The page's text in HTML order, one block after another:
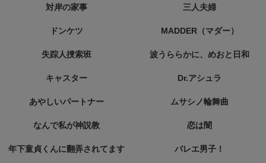
対岸の家事 三人夫婦
ドンケツ MADDER（マダー）
失踪人捜索班 波うららかに、めおと日和
キャスター Dr.アシュラ
あやしいパートナー ムサシノ輪舞曲
なんで私が神説教 恋は闇
年下童貞くんに翻弄されてます バレエ男子！